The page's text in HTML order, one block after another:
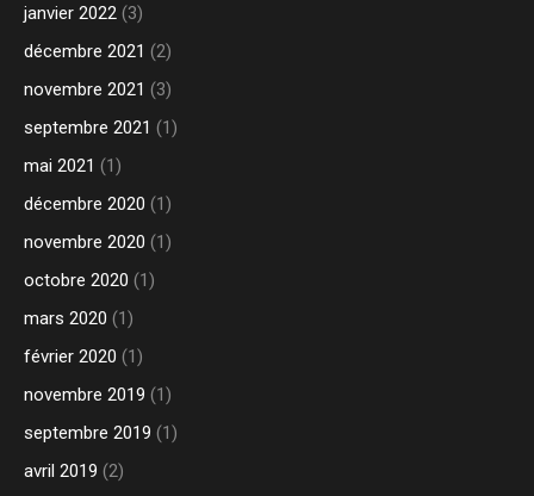
janvier 2022 (3)
décembre 2021 (2)
novembre 2021 (3)
septembre 2021 (1)
mai 2021 (1)
décembre 2020 (1)
novembre 2020 (1)
octobre 2020 (1)
mars 2020 (1)
février 2020 (1)
novembre 2019 (1)
septembre 2019 (1)
avril 2019 (2)